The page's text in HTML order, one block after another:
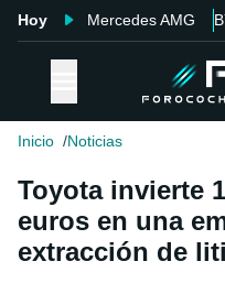
Hoy Mercedes AMG
Inicio Noticias
Toyota invierte
euros en una
extracción de